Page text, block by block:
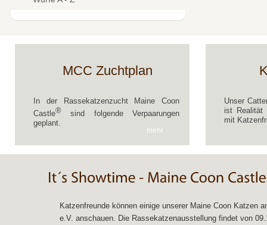
MCC Zuchtplan
In der Rassekatzenzucht Maine Coon
Castle® sind folgende Verpaarungen
geplant.
mehr
Unser
ist Realität
mit
Katzenfreunde können einige unserer Maine Coon Katzen
e.V. anschauen. Die Rassekatzenausstellung findet von